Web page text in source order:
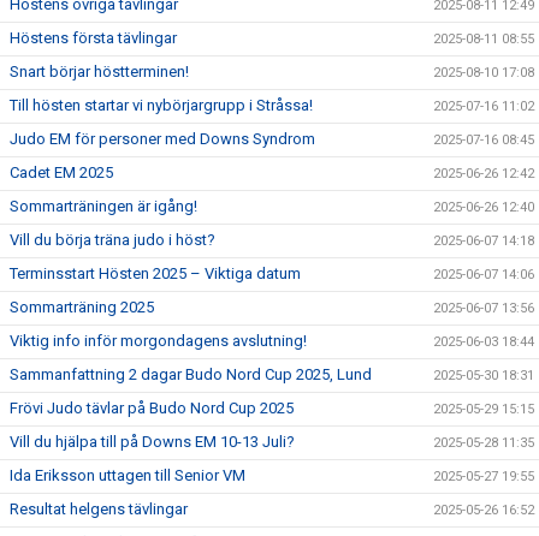
Höstens övriga tävlingar 2025-08-11 12:49
Höstens första tävlingar 2025-08-11 08:55
Snart börjar höstterminen! 2025-08-10 17:08
Till hösten startar vi nybörjargrupp i Stråssa! 2025-07-16 11:02
Judo EM för personer med Downs Syndrom 2025-07-16 08:45
Cadet EM 2025 2025-06-26 12:42
Sommarträningen är igång! 2025-06-26 12:40
Vill du börja träna judo i höst? 2025-06-07 14:18
Terminsstart Hösten 2025 – Viktiga datum 2025-06-07 14:06
Sommarträning 2025 2025-06-07 13:56
Viktig info inför morgondagens avslutning! 2025-06-03 18:44
Sammanfattning 2 dagar Budo Nord Cup 2025, Lund 2025-05-30 18:31
Frövi Judo tävlar på Budo Nord Cup 2025 2025-05-29 15:15
Vill du hjälpa till på Downs EM 10-13 Juli? 2025-05-28 11:35
Ida Eriksson uttagen till Senior VM 2025-05-27 19:55
Resultat helgens tävlingar 2025-05-26 16:52